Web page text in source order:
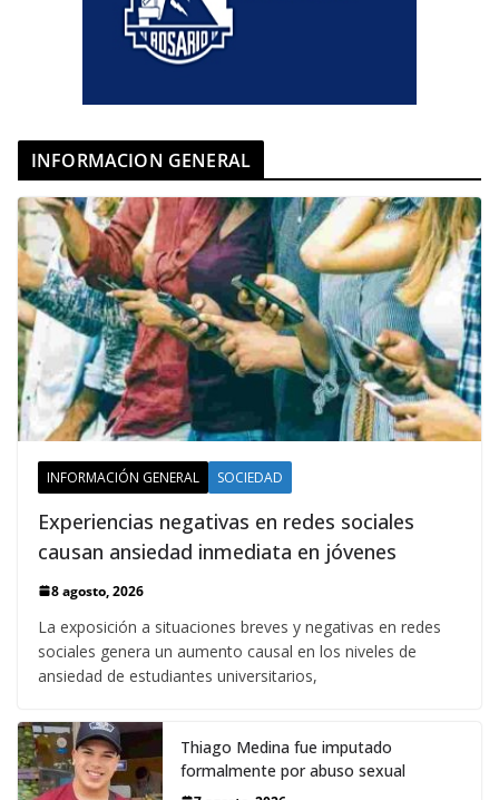
INFORMACION GENERAL
INFORMACIÓN GENERAL SOCIEDAD
Experiencias negativas en redes sociales
causan ansiedad inmediata en jóvenes
8 agosto, 2026
La exposición a situaciones breves y negativas en redes
sociales genera un aumento causal en los niveles de
ansiedad de estudiantes universitarios,
Thiago Medina fue imputado
formalmente por abuso sexual